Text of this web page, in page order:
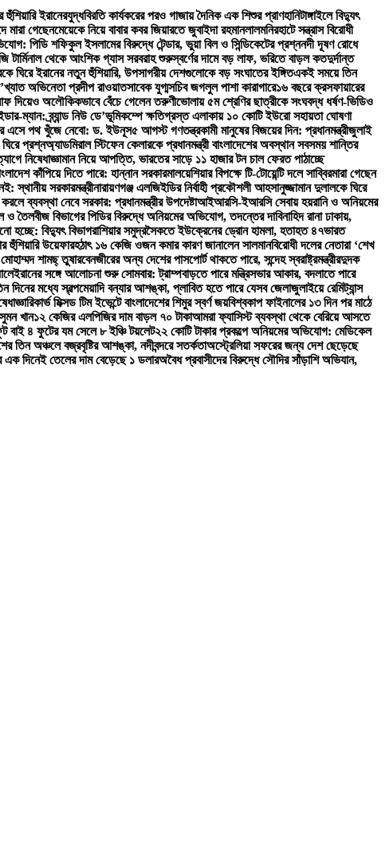
ইরানেরযুদ্ধবিরতি কার্যকরের পরও গাজায় দৈনিক এক শিশুর প্রাণহানিটাঙ্গাইলে বিদ্যুৎ
মারা গেছেনমেয়েকে নিয়ে বাবার কবর জিয়ারতে জুবাইদা রহমানলালমনিরহাটে সন্ত্রাস বিরোধী
পিডি শফিকুল ইসলামের বিরুদ্ধে টেন্ডার, ভুয়া বিল ও সিন্ডিকেটের প্রশ্ননদী দূষণ রোধে
টার্মিনাল থেকে আংশিক গ্যাস সরবরাহ শুরুস্বর্ণের দামে বড় লাফ, ভরিতে বাড়ল কতদুর্দান্ত
ঘিরে ইরানের নতুন হুঁশিয়ারি, উপসাগরীয় দেশগুলোকে বড় সংঘাতের ইঙ্গিতএকই সময়ে তিন
অভিনেতা প্রদীপ রাওয়াতসাবেক যুগ্মসচিব জগলুল পাশা কারাগারে১৬ বছরে ক্রসফায়ারের
দিয়েও অলৌকিকভাবে বেঁচে গেলেন তরুণীভোলায় ৫ম শ্রেণির ছাত্রীকে সংঘবদ্ধ ধর্ষণ-ভিডিও
ম্যান: ব্র্যান্ড নিউ ডে’ভূমিকম্পে ক্ষতিগ্রস্ত এলাকায় ১০ কোটি ইউরো সহায়তা ঘোষণা
এসে পথ খুঁজে নেবো: ড. ইউনূস৫ আগস্ট গণতন্ত্রকামী মানুষের বিজয়ের দিন: প্রধানমন্ত্রীজুলাই
প্রশ্নঅ্যাডমিরাল স্টিফেন কেলারকে প্রধানমন্ত্রী বাংলাদেশের অবস্থান সবসময় শান্তির
নিষেধাজ্ঞামান নিয়ে আপত্তি, ভারতের সাড়ে ১১ হাজার টন চাল ফেরত পাঠাচ্ছে
কাঁপিয়ে দিতে পারে: হান্নান সরকারমালয়েশিয়ার বিপক্ষে টি-টোয়েন্টি দলে সাব্বিরমারা গেছেন
স্থানীয় সরকারমন্ত্রীনারায়ণগঞ্জ এলজিইডির নির্বাহী প্রকৌশলী আহসানুজ্জামান দুলালকে ঘিরে
ব্যবস্থা নেবে সরকার: প্রধানমন্ত্রীর উপদেষ্টাআইআরসি-ইআরসি সেবায় হয়রানি ও অনিয়মের
ও তৈলবীজ বিভাগের পিডির বিরুদ্ধে অনিয়মের অভিযোগ, তদন্তের দাবিনাহিদ রানা ঢাকায়,
হচ্ছে: বিদ্যুৎ বিভাগরাশিয়ার সমুদ্রসৈকতে ইউক্রেনের ড্রোন হামলা, হতাহত ৪৭ভারত
হুঁশিয়ারি উয়েফারহঠাৎ ১৬ কেজি ওজন কমার কারণ জানালেন সালমানবিরোধী দলের নেতারা ‘শেখ
শামছ্ তুষারবেনজীরের অন্য দেশের পাসপোর্ট থাকতে পারে, সন্দেহ স্বরাষ্ট্রমন্ত্রীরদুদক
ইরানের সঙ্গে আলোচনা শুরু সোমবার: ট্রাম্পবাড়তে পারে মন্ত্রিসভার আকার, বদলাতে পারে
দিনের মধ্যে স্বল্পমেয়াদি বন্যার আশঙ্কা, প্লাবিত হতে পারে যেসব জেলাজুলাইয়ে রেমিট্যান্স
রিকার্ভ মিক্সড টিম ইভেন্টে বাংলাদেশের শিমুর স্বর্ণ জয়বিশ্বকাপ ফাইনালের ১৩ দিন পর মাঠে
খান১২ কেজির এলপিজির দাম বাড়ল ৭০ টাকাআমরা ফ্যাসিস্ট ব্যবস্থা থেকে বেরিয়ে আসতে
বাই ৪ ফুটের যম সেলে ৮ ইঞ্চি টয়লেট২২ কোটি টাকার প্রকল্পে অনিয়মের অভিযোগ: মেডিকেল
তিন অঞ্চলে বজ্রবৃষ্টির আশঙ্কা, নদীবন্দরে সতর্কতাঅস্ট্রেলিয়া সফরের জন্য দেশ ছেড়েছে
এক দিনেই তেলের দাম বেড়েছে ১ ডলারঅবৈধ প্রবাসীদের বিরুদ্ধে সৌদির সাঁড়াশি অভিযান,